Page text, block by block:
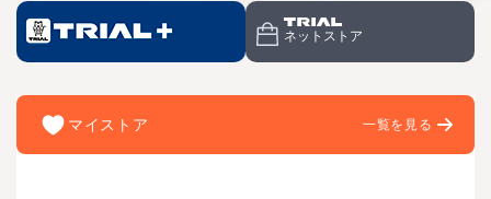
ネットストア
マイストア 一覧を見る